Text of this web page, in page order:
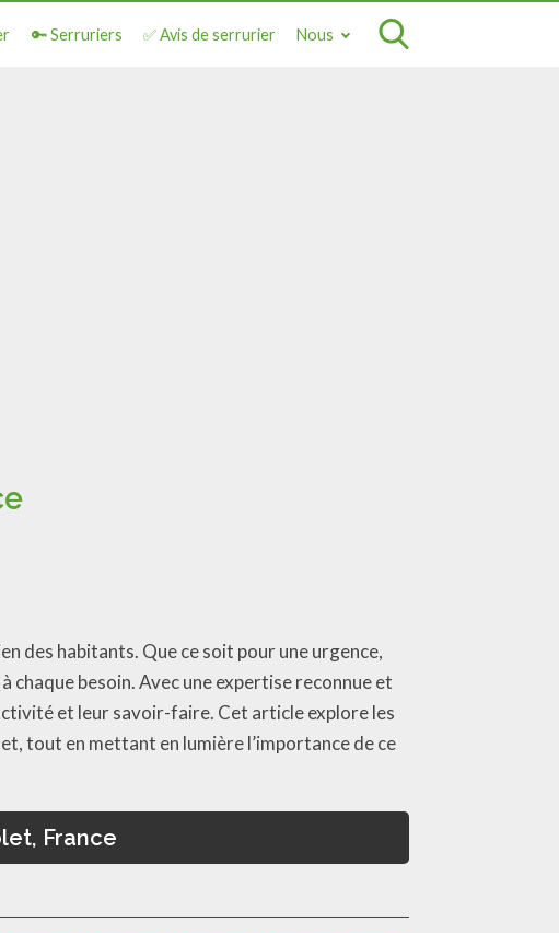
🔑 Serruriers ✅ Avis de serrurier Nous
des habitants. Que ce soit pour une urgence,
besoin. Avec une expertise reconnue et
et leur savoir-faire. Cet article explore les
tout en mettant en lumière l’importance de ce
France